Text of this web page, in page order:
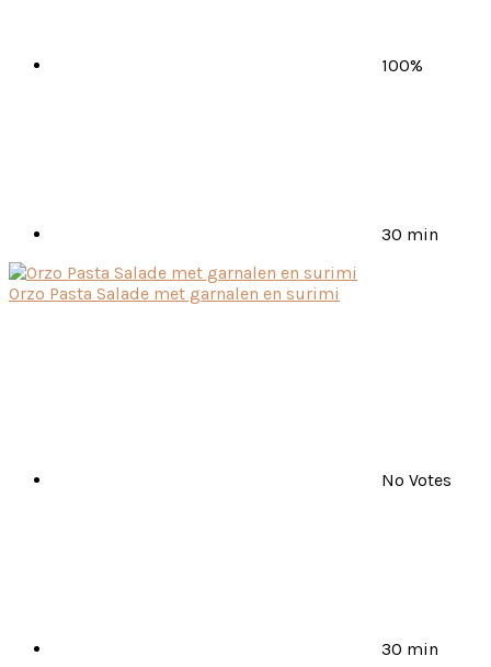
100%
30 min
Orzo Pasta Salade met garnalen en surimi
No Votes
30 min